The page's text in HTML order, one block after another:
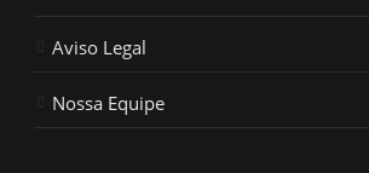
Aviso Legal
Nossa Equipe